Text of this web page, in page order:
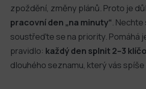
zpoždění, změny plánů. Proto je
pracovní den „na minuty“ .
soustřeďte se na priority. Pomáhá
pravidlo: každý den splnit 2–3
dlouhého seznamu, který vás